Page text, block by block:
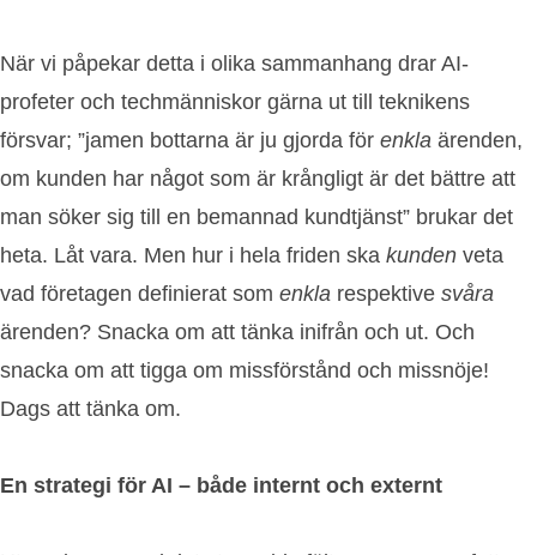
När vi påpekar detta i olika sammanhang drar AI-
profeter och techmänniskor gärna ut till teknikens
försvar; ”jamen bottarna är ju gjorda för enkla ärenden,
om kunden har något som är krångligt är det bättre att
man söker sig till en bemannad kundtjänst” brukar det
heta. Låt vara. Men hur i hela friden ska kunden veta
vad företagen definierat som enkla respektive svåra
ärenden? Snacka om att tänka inifrån och ut. Och
snacka om att tigga om missförstånd och missnöje!
Dags att tänka om.
En strategi för AI – både internt och externt